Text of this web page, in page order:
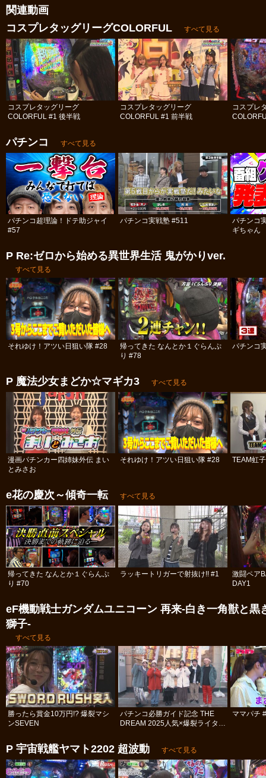
関連動画
コスプレタッグリーグCOLORFUL
すべて見る
コスプレタッグリーグ
COLORFUL #1 後半戦
コスプレタッグリーグ
COLORFUL #1 前半戦
コスプレ
パチンコ すべて見る
パチンコ超理論！ドテ助ジャイ
#57
パチンコ実戦塾 #511
パチンコ
ギちゃん
P Re:ゼロから始める異世界生活 鬼がかりver.
すべて見る
それゆけ！アツい日狙い隊 #28
帰ってきた なんとか１ぐらんぷ
り #78
パチンコ
P 魔法少女まどか☆マギカ3 すべて見る
漫画パチンカー四姉妹外伝 まい
とみさお
それゆけ！アツい日狙い隊 #28 TEAM虹
e花の慶次～傾奇一転 すべて見る
帰ってきた なんとか１ぐらんぷ
り #70
ラッキートリガーで射抜け!! #1
激闘ペア
DAY1
eF機動戦士ガンダムユニコーン 再来‐白き一角獣と黒
獅子‐
すべて見る
勝ったら賞金10万円!? 爆裂マシ
ンSEVEN
パチンコ必勝ガイド記念 THE
DREAM 2025人気×爆裂ライター
ママパチ
P 宇宙戦艦ヤマト2202 超波動 すべて見る